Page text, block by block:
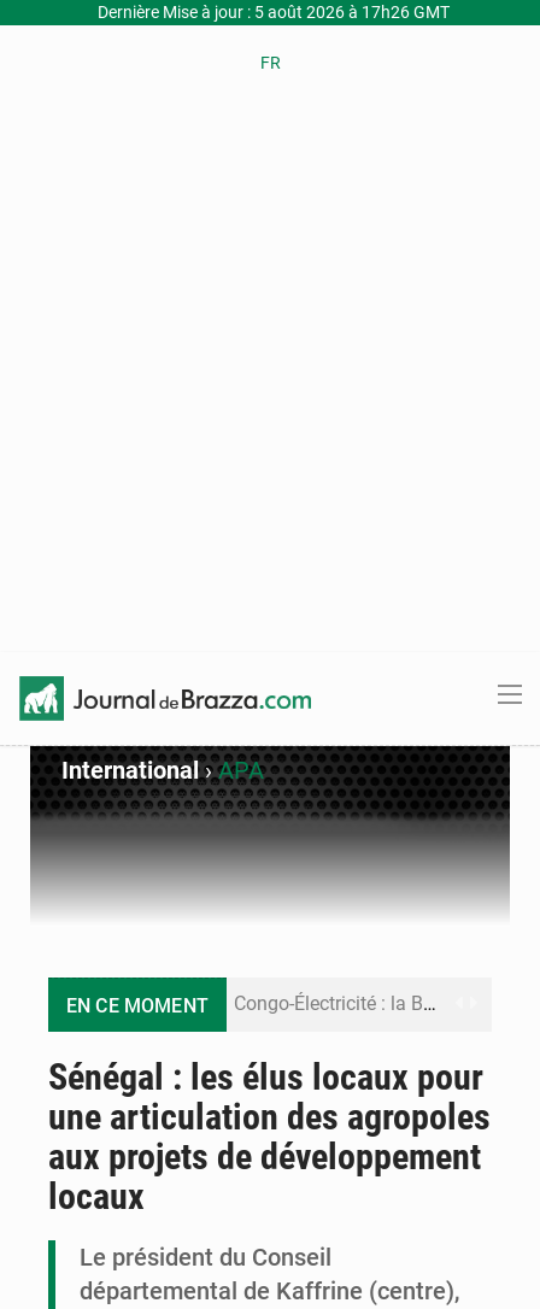
Dernière Mise à jour : 5 août 2026 à 17h26 GMT
FR
International›APA
EN CE MOMENT Congo-Électricité : la BAD renforce son appui pour accélérer les investissements
Assassinat de l’entrepreneur sportif Vally Amisi : le principal suspect arrêté à Brazzaville
Compétitions africaines : la CAF ferme la porte à l’AC Léopards et à l’AS Otohô
Sénégal : les élus locaux pour
une articulation des agropoles
aux projets de développement
locaux
Le président du Conseil
départemental de Kaffrine (centre),